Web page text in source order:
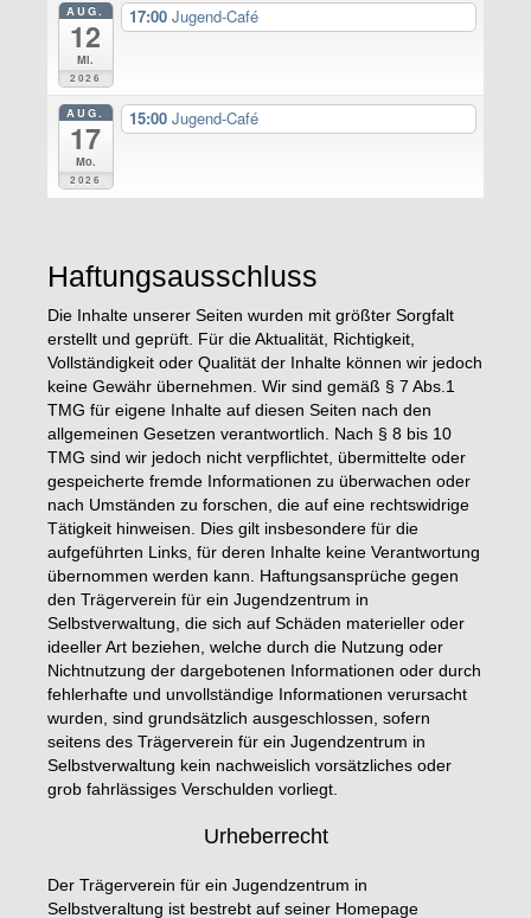
AUG.
12
Mi.
2026
17:00 Jugend-Café
AUG.
17
Mo.
2026
15:00 Jugend-Café
Haftungsausschluss
Die Inhalte unserer Seiten wurden mit größter Sorgfalt
erstellt und geprüft. Für die Aktualität, Richtigkeit,
Vollständigkeit oder Qualität der Inhalte können wir jedoch
keine Gewähr übernehmen. Wir sind gemäß § 7 Abs.1
TMG für eigene Inhalte auf diesen Seiten nach den
allgemeinen Gesetzen verantwortlich. Nach § 8 bis 10
TMG sind wir jedoch nicht verpflichtet, übermittelte oder
gespeicherte fremde Informationen zu überwachen oder
nach Umständen zu forschen, die auf eine rechtswidrige
Tätigkeit hinweisen. Dies gilt insbesondere für die
aufgeführten Links, für deren Inhalte keine Verantwortung
übernommen werden kann. Haftungsansprüche gegen
den Trägerverein für ein Jugendzentrum in
Selbstverwaltung, die sich auf Schäden materieller oder
ideeller Art beziehen, welche durch die Nutzung oder
Nichtnutzung der dargebotenen Informationen oder durch
fehlerhafte und unvollständige Informationen verursacht
wurden, sind grundsätzlich ausgeschlossen, sofern
seitens des Trägerverein für ein Jugendzentrum in
Selbstverwaltung kein nachweislich vorsätzliches oder
grob fahrlässiges Verschulden vorliegt.
Urheberrecht
Der Trägerverein für ein Jugendzentrum in
Selbstveraltung ist bestrebt auf seiner Homepage